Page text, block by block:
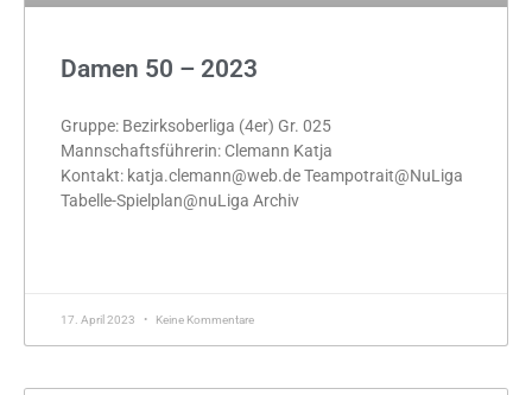
Damen 50 – 2023
Gruppe: Bezirksoberliga (4er) Gr. 025
Mannschaftsführerin: Clemann Katja
Kontakt: katja.clemann@web.de Teampotrait@NuLiga
Tabelle-Spielplan@nuLiga Archiv
17. April 2023 Keine Kommentare